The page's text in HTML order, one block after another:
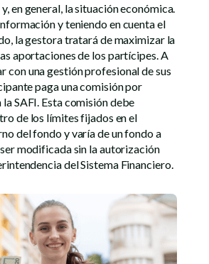
en general, la situación económica.
y teniendo en cuenta el
la gestora tratará de maximizar la
aportaciones de los partícipes. A
con una gestión profesional de sus
paga una comisión por
SAFI. Esta comisión debe
de los límites fijados en el
del fondo y varía de un fondo a
modificada sin la autorización
del Sistema Financiero.